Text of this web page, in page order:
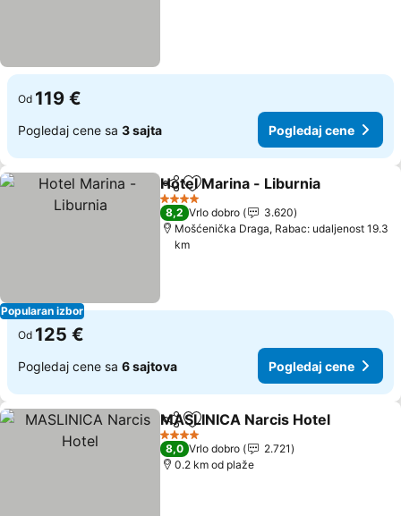
Od 119 €
Pogledaj cene sa 3 sajta Pogledaj cene
Popularan izbor
Deli Dodati u favorite
Hotel Marina - Liburnia
4 Zvezdice
8,2 Vrlo dobro
3.620
Mošćenička Draga, Rabac: udaljenost 19.3
km
Od 125 €
Pogledaj cene sa 6 sajtova Pogledaj cene
Deli Dodati u favorite
MASLINICA Narcis Hotel
4 Zvezdice
8,0 Vrlo dobro
2.721
0.2 km od plaže